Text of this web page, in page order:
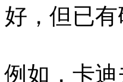
好，但已
例如，卡迪